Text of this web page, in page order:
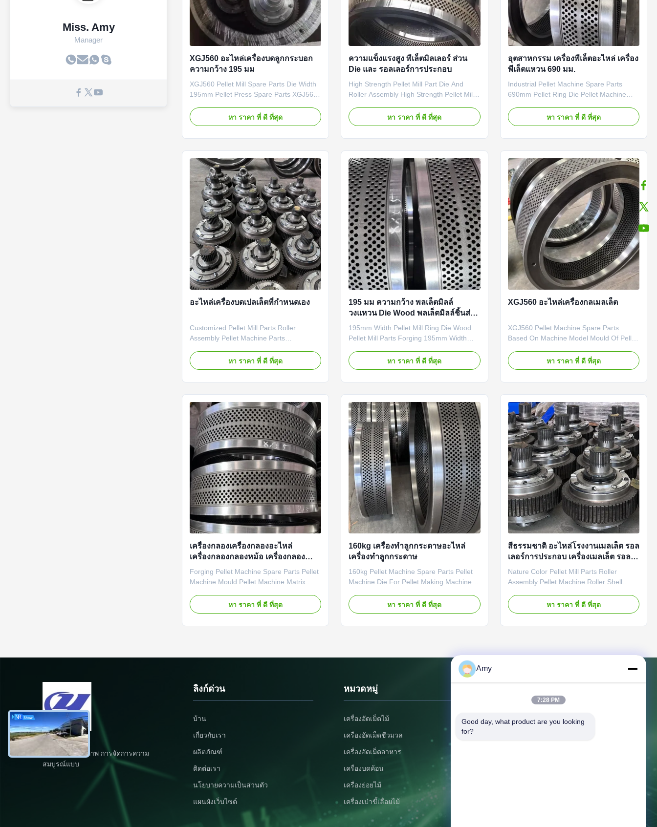
Miss. Amy
Manager
XGJ560 อะไหล่เครื่องบดลูกกระบอก
ความกว้าง 195 มม
XGJ560 Pellet Mill Spare Parts Die Width
195mm Pellet Press Spare Parts XGJ560
Pellet Press Spare Parts Product
Description: Pellet Machine Spare Parts,
หา ราคา ที่ ดี ที่สุด
ความแข็งแรงสูง พีเล็ตมิลเลอร์ ส่วน
Die และ รอลเลอร์การประกอบ
High Strength Pellet Mill Part Die And
Roller Assembly High Strength Pellet Mill
Description: Pellet Machine Spare Parts
are components developed to ensure
หา ราคา ที่ ดี ที่สุด
อุตสาหกรรม เครื่องพีเล็ตอะไหล่ เครื่อง
พีเล็ตแหวน 690 มม.
Industrial Pellet Machine Spare Parts
690mm Pellet Ring Die Pellet Machine
Parts 690mm Pellet Ring Die Pellet
Machine Mould Product Description: We
หา ราคา ที่ ดี ที่สุด
อะไหล่เครื่องบดเปลเล็ตที่กําหนดเอง
Customized Pellet Mill Parts Roller
Assembly Pellet Machine Parts
Assembly Pellet Machine Parts Product
Description: Pellet Machine Spare Parts
หา ราคา ที่ ดี ที่สุด
195 มม ความกว้าง พลเล็ตมิลล์
วงแหวน Die Wood พลเล็ตมิลล์ชิ้นส่วน
การโกง
195mm Width Pellet Mill Ring Die Wood
Pellet Mill Parts Forging 195mm Width
Forging Product Description: Pellet
Machine Spare Parts are designed to
หา ราคา ที่ ดี ที่สุด
XGJ560 อะไหล่เครื่องกลเมลเล็ต
XGJ560 Pellet Machine Spare Parts
Based On Machine Model Mould Of Pellet
Parts Based On Machine Model Mould Of
Pellet Machine Product
for pellet ...
หา ราคา ที่ ดี ที่สุด
เครื่องกลองเครื่องกลองอะไหล่
เครื่องกลองกลองหม้อ เครื่องกลอง
กลองเมทริกซ์
Forging Pellet Machine Spare Parts Pellet
Machine Mould Pellet Machine Matrix
Machine Mould Pellet Machine Matrix
Product Description: Pellet Machine Spare
หา ราคา ที่ ดี ที่สุด
160kg เครื่องทําลูกกระดาษอะไหล่
เครื่องทําลูกกระดาษ
160kg Pellet Machine Spare Parts Pellet
Machine Die For Pellet Making Machine
Machine Die For Pellet Making Machine
Product Description: Pellet Machine Spare
หา ราคา ที่ ดี ที่สุด
สีธรรมชาติ อะไหล่โรงงานเมลเล็ต รอล
เลอร์การประกอบ เครื่องเมลเล็ต รอล
เลอร์เปลือก
Nature Color Pellet Mill Parts Roller
Assembly Pellet Machine Roller Shell
Parts offer a wide range of spare parts for
pellet machines, such as pellet machine
หา ราคา ที่ ดี ที่สุด
การประกันคุณภาพ การจัดการความ
สมบูรณ์แบบ
ลิงก์ด่วน
บ้าน
เกี่ยวกับเรา
ผลิตภัณฑ์
ติดต่อเรา
นโยบายความเป็นส่วนตัว
แผนผังเว็บไซต์
หมวดหมู่
เครื่องอัดเม็ดไม้
เครื่องอัดเม็ดชีวมวล
เครื่องอัดเม็ดอาหาร
เครื่องบดค้อน
เครื่องย่อยไม้
เครื่องเป่าขี้เลื่อยไม้
ที่อยู่: 88 เมตรเหนือจากหมู่บ้านมิงชาน
Amy
7:28 PM
Good day, what product are you looking
for?